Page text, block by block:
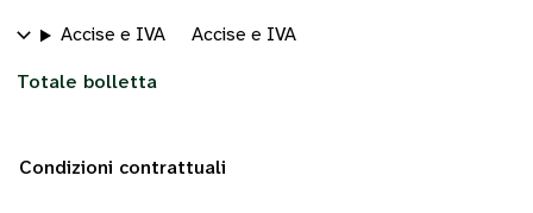
Accise e IVA Accise e IVA
Totale bolletta
Condizioni contrattuali